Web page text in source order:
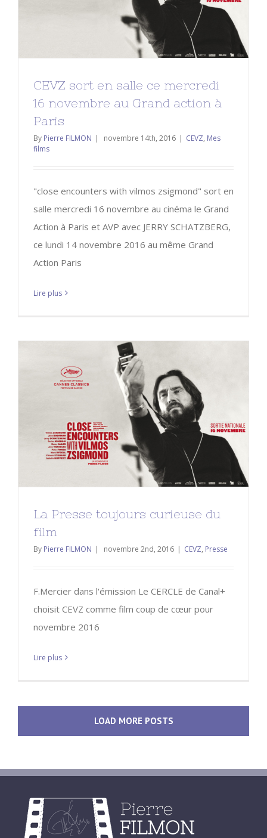
novembre au Grand action à Paris
CEVZ Mes films
CEVZ sort en salle ce mercredi
16 novembre au Grand action à
Paris
By Pierre FILMON | novembre 14th, 2016 | CEVZ, Mes
films
"close encounters with vilmos zsigmond" sort en
salle mercredi 16 novembre au cinéma le Grand
Action à Paris et AVP avec JERRY SCHATZBERG,
ce lundi 14 novembre 2016 au même Grand
Action Paris
Lire plus
La Presse toujours curieuse du film
CEVZ Presse
La Presse toujours curieuse du
film
By Pierre FILMON | novembre 2nd, 2016 | CEVZ, Presse
F.Mercier dans l'émission Le CERCLE de Canal+
choisit CEVZ comme film coup de cœur pour
novembre 2016
Lire plus
LOAD MORE POSTS